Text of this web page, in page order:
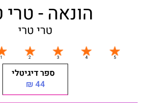
הונאה - טרי
טרי טרי
ספר דיגיטלי
44 ₪